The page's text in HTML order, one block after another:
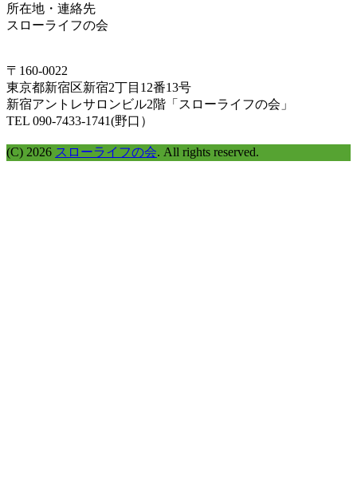
ム
ラ
で
探
す
所在地・連絡先
スローライフの会
〒160-0022
東京都新宿区新宿2丁目12番13号
新宿アントレサロンビル2階「スローライフの会」
TEL 090-7433-1741(野口）
(C) 2026 スローライフの会. All rights reserved.